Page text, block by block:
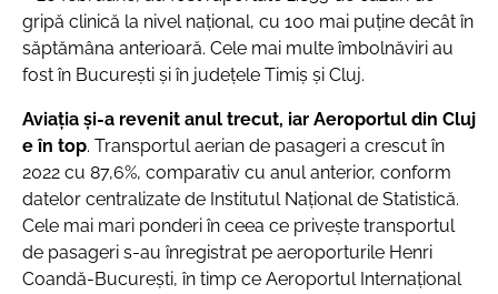
gripă clinică la nivel naţional, cu 100 mai puține decât în
săptămâna anterioară. Cele mai multe îmbolnăviri au
fost în București și în județele Timiș și Cluj.
Aviația și-a revenit anul trecut, iar Aeroportul din Cluj
e în top. Transportul aerian de pasageri a crescut în
2022 cu 87,6%, comparativ cu anul anterior, conform
datelor centralizate de Institutul Naţional de Statistică.
Cele mai mari ponderi în ceea ce priveşte transportul
de pasageri s-au înregistrat pe aeroporturile Henri
Coandă-Bucureşti, în timp ce Aeroportul Internațional